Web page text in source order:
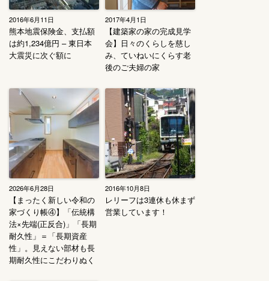
2016年6月11日
熊本地震保険金、支払額
は約1,234億円 – 東日本
大震災に次ぐ額に
2017年4月1日
【建築家の家の完成見学
会】日々のくらしを慈し
み、ていねいにくらす老
後のご夫婦の家
2026年6月28日
【まったく新しい令和の
家づくり帳④】「伝統構
法×先端(正反合)」「長期
耐久性」＝「長期資産
性」。見えない部材も長
期耐久性にこだわりぬく
2016年10月8日
レリーフは3連休も休まず
営業しています！